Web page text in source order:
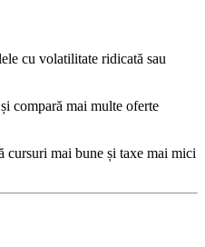
cu volatilitate ridicată sau
compară mai multe oferte
cursuri mai bune și taxe mai mici